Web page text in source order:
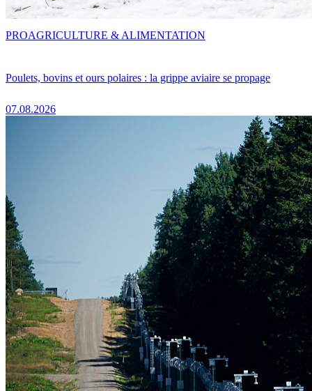
Poulets, bovins et ours polaires : la grippe aviaire se propage
07.08.2026
PROAGRICULTURE & ALIMENTATION